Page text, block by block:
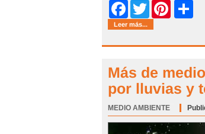
FacebookTwitter Pinterest
Leer más...
Más de
por lluvias y
MEDIO AMBIENTE